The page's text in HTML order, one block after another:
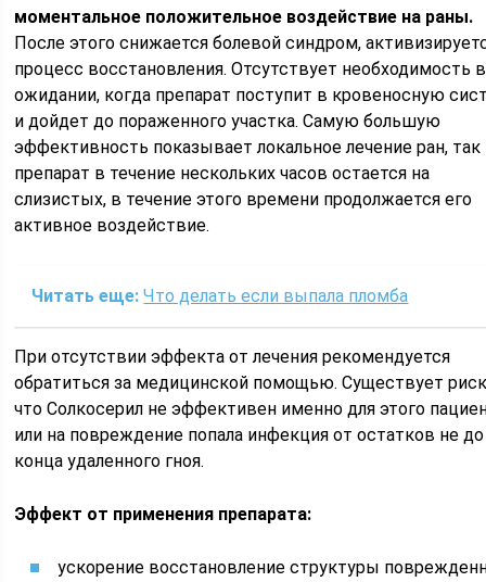
моментальное положительное воздействие на раны.
После этого снижается болевой синдром,
процесс восстановления. Отсутствует необходимость в
ожидании, когда препарат поступит в кровеносную
и дойдет до пораженного участка. Самую большую
эффективность показывает локальное лечение ран, так
препарат в течение нескольких часов остается на
слизистых, в течение этого времени продолжается его
активное воздействие.
Читать еще: Что делать если выпала пломба
При отсутствии эффекта от лечения рекомендуется
обратиться за медицинской помощью. Существует
что Солкосерил не эффективен именно для этого
или на повреждение попала инфекция от остатков не до
конца удаленного гноя.
Эффект от применения препарата:
ускорение восстановление структуры